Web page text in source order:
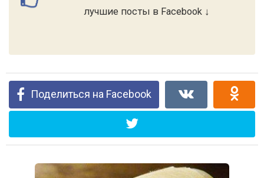
лучшие посты в Facebook ↓
Поделиться на Facebook